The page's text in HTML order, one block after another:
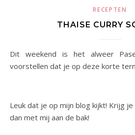
RECEPTEN
THAISE CURRY
Dit weekend is het alweer Pasen. Ik kan mij goed
voorstellen dat je op deze korte
Leuk dat je op mijn blog kijkt! Krijg je
dan met mij aan de bak!